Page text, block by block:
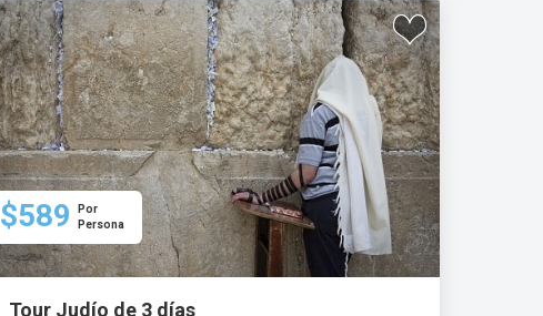
$589
Por
Persona
Tour Judío de 3 días